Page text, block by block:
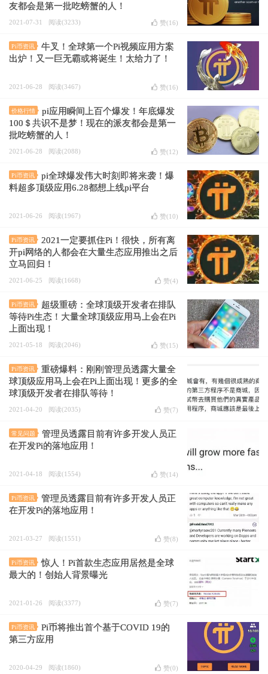
友都会是第一批吃螃蟹的人！
2021-07-31 阅读(3233) 赞(16)
Pi币资讯
牛叉！全球第一个Pi视频应用方案
出炉！又一巨无霸或将诞生！太给力了！
2021-06-28 阅读(3467) 赞(16)
价格行情
pi应用瞬间上百个爆发！年底爆发
100＄共识不是梦！现在的派友都会是第一
批吃螃蟹的人！
2021-06-28 阅读(2088) 赞(12)
Pi币资讯
pi全球爆发伟大时刻即将来袭！爆
料超多顶级应用6.28都想上线pi平台
2021-06-26 阅读(1967) 赞(10)
Pi币资讯
2021一定要抓住Pi！很快，所有离
开pi网络的人都会在大量生态应用推出之后
立马回归！
2021-06-25 阅读(1668) 赞(4)
Pi币资讯
超级重磅：全球顶级开发者在排队
等待Pi生态！大量全球顶级应用马上会在Pi
上面出现！
2021-05-18 阅读(2046) 赞(15)
Pi币资讯
重磅爆料：刚刚管理员透露大量全
球顶级应用马上会在Pi上面出现！更多的全
球顶级开发者在排队等待！
2021-04-20 阅读(2035) 赞(7)
常见问题
管理员透露目前有许多开发人员正
在开发Pi的落地应用！
2021-04-18 阅读(1554) 赞(14)
Pi币资讯
管理员透露目前有许多开发人员正
在开发Pi的落地应用！
2021-03-27 阅读(1551) 赞(8)
Pi币资讯
惊人！Pi首款生态应用居然是全球
最大的！创始人背景曝光
2021-01-26 阅读(3377) 赞(7)
Pi币资讯
Pi币将推出首个基于COVID 19的
第三方应用
2020-04-29 阅读(1860) 赞(0)